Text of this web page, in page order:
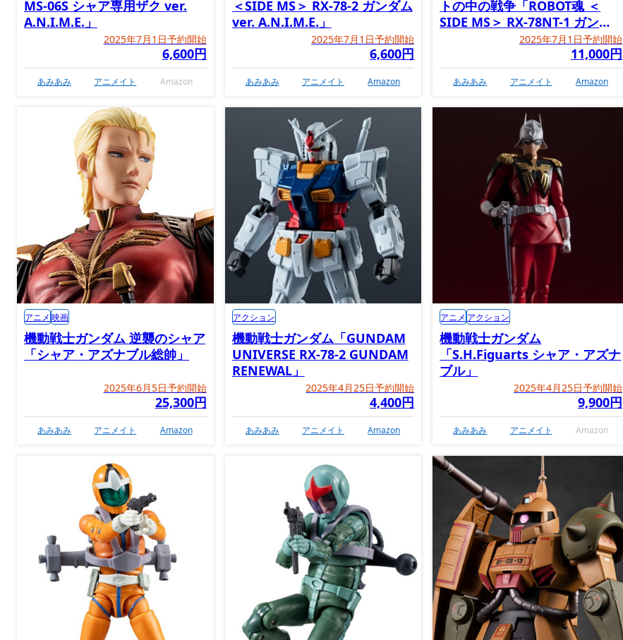
MS-06S シャア専用ザク ver.
A.N.I.M.E.」
2025年7月1日予約開始
6,600円
あみあみ アニメイト Amazon
＜SIDE MS＞ RX-78-2 ガンダム
ver. A.N.I.M.E.」
2025年7月1日予約開始
6,600円
あみあみ アニメイト Amazon
トの中の戦争「ROBOT魂 ＜
SIDE MS＞ RX-78NT-1 ガンダ
ムNT-1＆チョバム・アーマー
2025年7月1日予約開始
11,000円
あみあみ アニメイト Amazon
機動戦士ガンダム 逆襲のシャア
「シャア・アズナブル総帥」
2025年6月5日予約開始
25,300円
アニメ 映画
あみあみ アニメイト Amazon
機動戦士ガンダム「GUNDAM
UNIVERSE RX-78-2 GUNDAM
RENEWAL」
2025年4月25日予約開始
4,400円
アクション
あみあみ アニメイト Amazon
機動戦士ガンダム
「S.H.Figuarts シャア・アズナ
ブル」
2025年4月25日予約開始
9,900円
アニメ アクション
あみあみ アニメイト Amazon